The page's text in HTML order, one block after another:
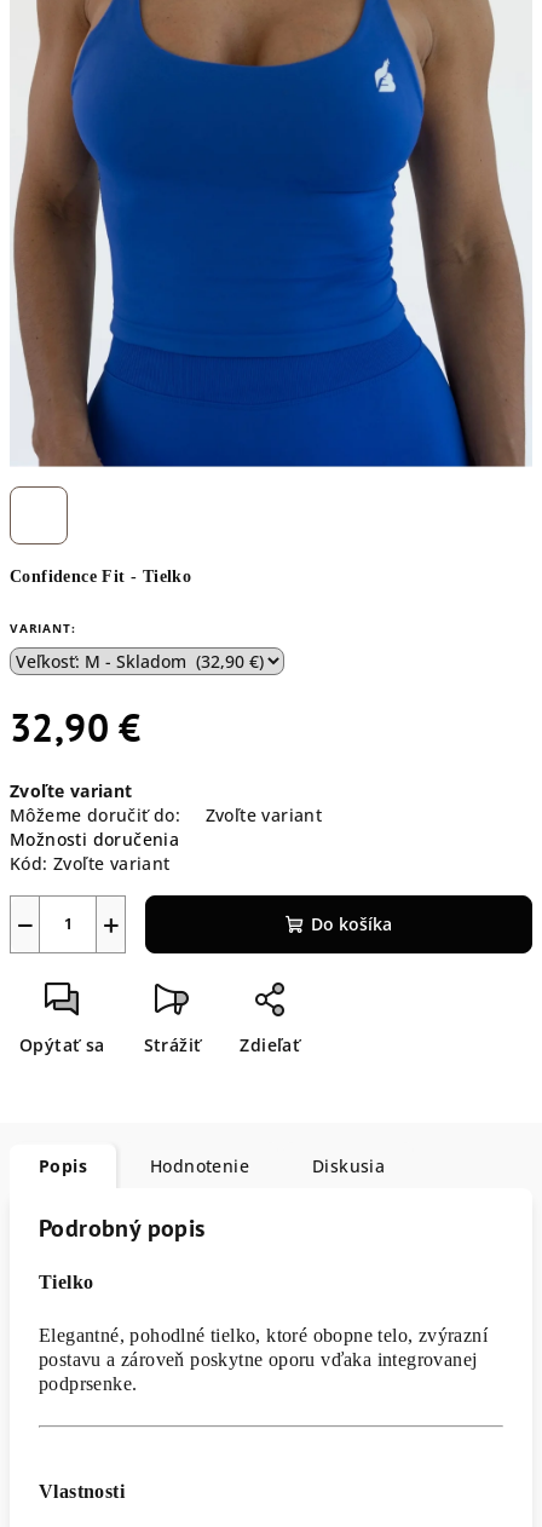
Confidence Fit - Tielko
VARIANT:
32,90 €
cena:
Zvoľte variant
Môžeme doručiť do:
Zvoľte variant
Možnosti doručenia
Kód: Zvoľte variant
+
− Do košíka
Opýtať sa Strážiť Zdieľať
Popis Hodnotenie Diskusia
Podrobný popis
Tielko
Elegantné, pohodlné tielko, ktoré obopne telo, zvýrazní
postavu a zároveň poskytne oporu vďaka integrovanej
podprsenke.
Vlastnosti